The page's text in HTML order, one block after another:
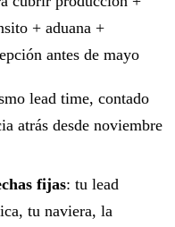
+ aduana +
antes de mayo
lead time, contado
atrás desde noviembre
fijas: tu lead
tu naviera, la